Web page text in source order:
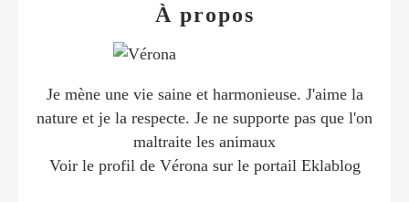
À propos
Je mène une vie saine et harmonieuse. J'aime la
nature et je la respecte. Je ne supporte pas que l'on
maltraite les animaux
Voir le profil de Vérona sur le portail Eklablog